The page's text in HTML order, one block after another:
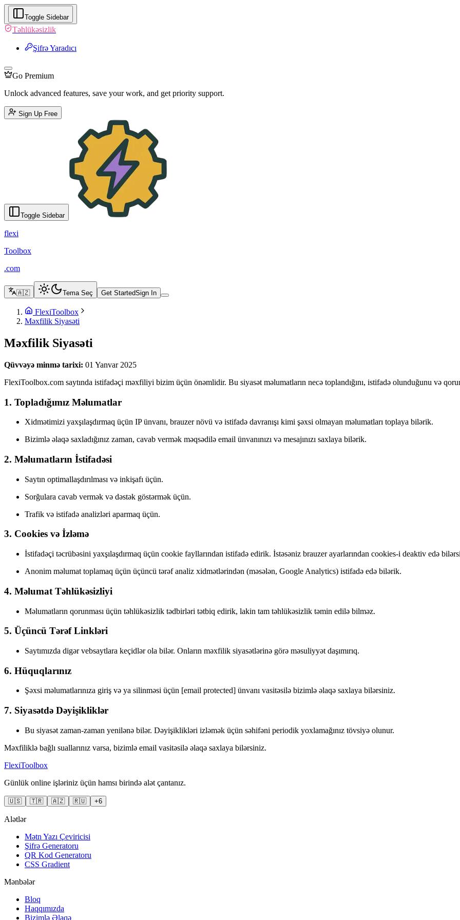
Məxfilik Siyasəti - FlexiToolbox
Toggle Sidebar
Təhlükəsizlik
Şifrə Yaradıcı
Go Premium
Unlock advanced features, save your work, and get priority support.
Sign Up Free
РусскийItaliano
Toggle Sidebar
flexi
Toolbox
.com
🇦🇿 Tema Seç Get StartedSign In
FlexiToolbox
Məxfilik Siyasəti
Məxfilik Siyasəti
Qüvvəyə minmə tarixi: 01 Yanvar 2025
FlexiToolbox.com saytında istifadəçi məxfiliyi bizim üçün önəmlidir. Bu siyasət məlumatların necə toplandığını, istifadə olunduğunu və
1. Topladığımız Məlumatlar
Xidmətimizi yaxşılaşdırmaq üçün IP ünvanı, brauzer növü və istifadə davranışı kimi şəxsi olmayan məlumatları toplaya bilərik.
Bizimlə əlaqə saxladığınız zaman, cavab vermək məqsədilə email ünvanınızı və mesajınızı saxlaya bilərik.
2. Məlumatların İstifadəsi
Saytın optimallaşdırılması və inkişafı üçün.
Sorğulara cavab vermək və dəstək göstərmək üçün.
Trafik və istifadə analizləri aparmaq üçün.
3. Cookies və İzləmə
İstifadəçi təcrübəsini yaxşılaşdırmaq üçün cookie fayllarından istifadə edirik. İstəsəniz brauzer ayarlarından cookies-i deaktiv edə
Anonim məlumat toplamaq üçün üçüncü tərəf analiz xidmətlərindən (məsələn, Google Analytics) istifadə edə bilərik.
4. Məlumat Təhlükəsizliyi
Məlumatların qorunması üçün təhlükəsizlik tədbirləri tətbiq edirik, lakin tam təhlükəsizlik təmin edilə bilməz.
5. Üçüncü Tərəf Linkləri
Saytımızda digər vebsaytlara keçidlər ola bilər. Onların məxfilik siyasətlərinə görə məsuliyyət daşımırıq.
6. Hüquqlarınız
Şəxsi məlumatlarınıza giriş və ya silinməsi üçün [email protected] ünvanı vasitəsilə bizimlə əlaqə saxlaya bilərsiniz.
7. Siyasətdə Dəyişikliklər
Bu siyasət zaman-zaman yenilənə bilər. Dəyişiklikləri izləmək üçün səhifəni periodik yoxlamağınız tövsiyə olunur.
Məxfiliklə bağlı suallarınız varsa, bizimlə email vasitəsilə əlaqə saxlaya bilərsiniz.
FlexiToolbox
Günlük online işləriniz üçün hamsı birində alət çantanız.
🇺🇸 🇹🇷 🇦🇿 🇷🇺 +6
Alətlər
Mətn Yazı Çeviricisi
Şifrə Generatoru
QR Kod Generatoru
CSS Gradient
Mənbələr
Bloq
Haqqımızda
Bizimlə Əlaqə